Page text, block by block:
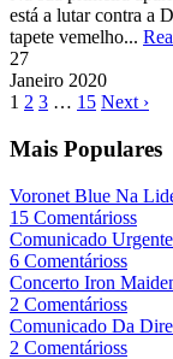
está a lutar contra a
tapete vemelho...
27
Janeiro 2020
1 2 3 … 15 Next ›
Mais Populares
Voronet Blue Na
15 Comentárioss
Comunicado
6 Comentárioss
Concerto Iron
2 Comentárioss
Comunicado Da
2 Comentárioss